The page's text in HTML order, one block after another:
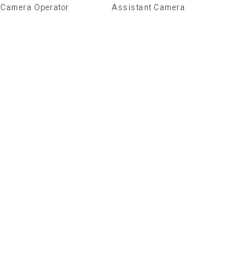
Camera Operator Assistant Camera